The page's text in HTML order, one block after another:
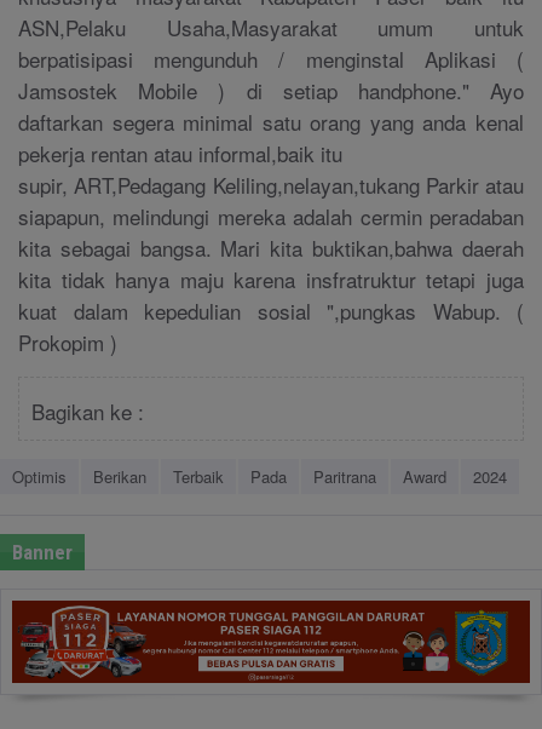
ASN,Pelaku Usaha,Masyarakat umum untuk
berpatisipasi mengunduh / menginstal Aplikasi (
Jamsostek Mobile ) di setiap handphone." Ayo
daftarkan segera minimal satu orang yang anda kenal
pekerja rentan atau informal,baik itu
supir, ART,Pedagang Keliling,nelayan,tukang Parkir atau
siapapun, melindungi mereka adalah cermin peradaban
kita sebagai bangsa. Mari kita buktikan,bahwa daerah
kita tidak hanya maju karena insfratruktur tetapi juga
kuat dalam kepedulian sosial ",pungkas Wabup. (
Prokopim )
Bagikan ke :
Optimis Berikan Terbaik Pada Paritrana Award 2024
Banner